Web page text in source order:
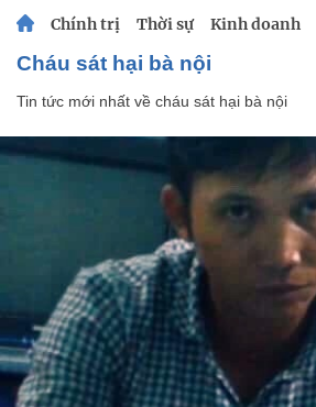
Chính trị Thời sự Kinh doanh
cháu sát hại bà nội
Tin tức mới nhất về cháu sát hại bà nội